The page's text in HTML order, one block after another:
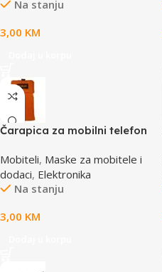
Na stanju
3,00 KM
Čarapica za mobilni telefon
65x100mm
Mobiteli, Maske za mobitele i
dodaci, Elektronika
Na stanju
3,00 KM